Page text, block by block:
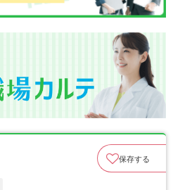
保存する